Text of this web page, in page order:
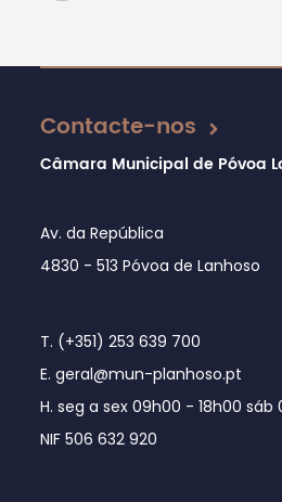
Atualizado em 13/06/2019
Contacte-nos
Câmara Municipal de Póvoa
Av. da República
4830 - 513 Póvoa de Lanhoso
T. (+351) 253 639 700
E. geral@mun-planhoso.pt
H. seg a sex 09h00 - 18h00 sáb
NIF 506 632 920